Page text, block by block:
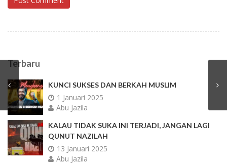
Terbaru
KUNCI SUKSES DAN BERKAH MUSLIM
1 Januari 2025
Abu Jazila
KALAU TIDAK SUKA INI TERJADI, JANGAN LAGI
QUNUT NAZILAH
13 Januari 2025
Abu Jazila